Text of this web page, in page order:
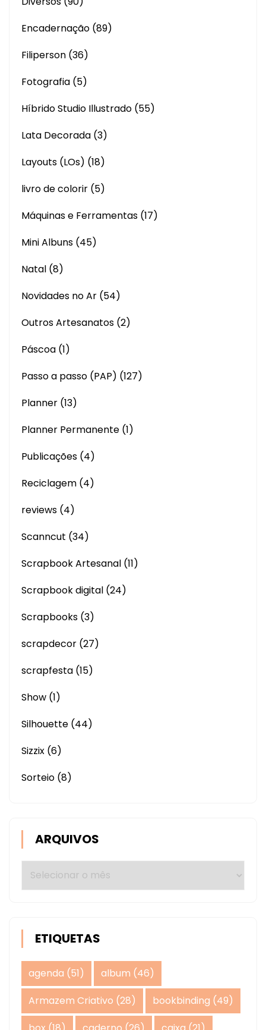
Encadernação (89)
Filiperson (36)
Fotografia (5)
Híbrido Studio Illustrado (55)
Lata Decorada (3)
Layouts (LOs) (18)
livro de colorir (5)
Máquinas e Ferramentas (17)
Mini Albuns (45)
Natal (8)
Novidades no Ar (54)
Outros Artesanatos (2)
Páscoa (1)
Passo a passo (PAP) (127)
Planner (13)
Planner Permanente (1)
Publicações (4)
Reciclagem (4)
reviews (4)
Scanncut (34)
Scrapbook Artesanal (11)
Scrapbook digital (24)
Scrapbooks (3)
scrapdecor (27)
scrapfesta (15)
Show (1)
Silhouette (44)
Sizzix (6)
Sorteio (8)
ARQUIVOS
Arquivos
ETIQUETAS
agenda (51) album (46)
Armazem Criativo (28) bookbinding (49)